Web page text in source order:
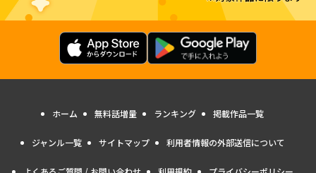
ホーム 無料話増量 ランキング 掲載作品一覧
ジャンル一覧 サイトマップ 利用者情報の外部送信について